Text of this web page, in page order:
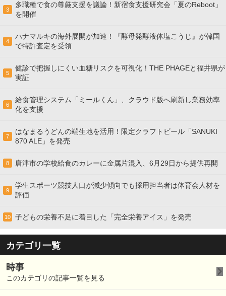
3
多職種で食の尊厳支援を議論！新宿食支援研究会「夏のReboot」
を開催
4
ハナマルキの海外展開が加速！『酵母発酵液体塩こうじ』が韓国
で特許査定を受領
5
健診で把握しにくい血糖リスクを可視化！THE PHAGEと福井県が
実証
6
給食管理システム「ミールくん」、クラウド版へ刷新し業務効率
化を支援
7
はなまるうどんの端生地を活用！限定クラフトビール「SANUKI
870 ALE」を発売
8 唐津市の学校給食のカレーに金属片混入、6月29日から提供再開
9
学生スポーツ競技人口が減少傾向でも採用担当者は体育会人材を
評価
10 子どもの栄養不足に着目した「完全栄養アイス」を発売
カテゴリ一覧
時事
このカテゴリの記事一覧を見る